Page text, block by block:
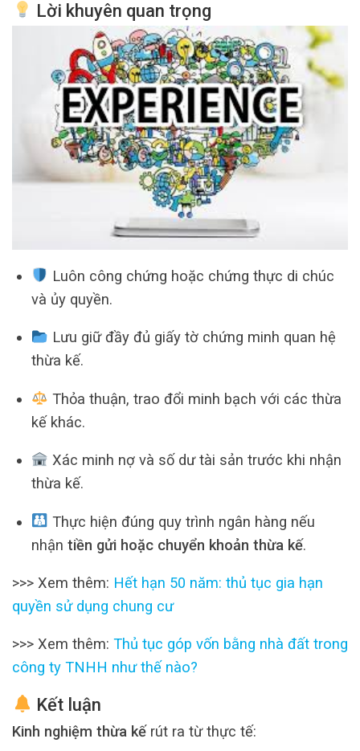
Lời khuyên quan trọng
Luôn công chứng hoặc chứng thực di chúc
và ủy quyền.
Lưu giữ đầy đủ giấy tờ chứng minh quan hệ
thừa kế.
Thỏa thuận, trao đổi minh bạch với các thừa
kế khác.
Xác minh nợ và số dư tài sản trước khi nhận
thừa kế.
Thực hiện đúng quy trình ngân hàng nếu
nhận tiền gửi hoặc chuyển khoản thừa kế.
>>> Xem thêm: Hết hạn 50 năm: thủ tục gia hạn
quyền sử dụng chung cư
>>> Xem thêm: Thủ tục góp vốn bằng nhà đất trong
công ty TNHH như thế nào?
Kết luận
Kinh nghiệm thừa kế rút ra từ thực tế: